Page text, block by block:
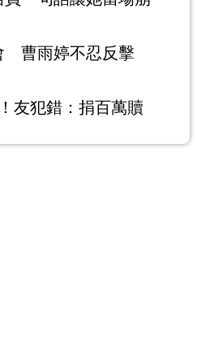
曹雨婷不忍反擊
友犯錯：捐百萬贖